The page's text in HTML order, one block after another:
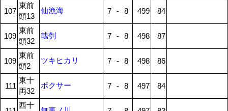
107
東前
頭13
仙漁海 7 - 8 499 84
109
東前
頭32
哉刳 7 - 8 498 87
109
東前
頭2
ツキヒカリ 7 - 8 498 86
111
東十
両32
ボクサー 7 - 8 497 84
西十